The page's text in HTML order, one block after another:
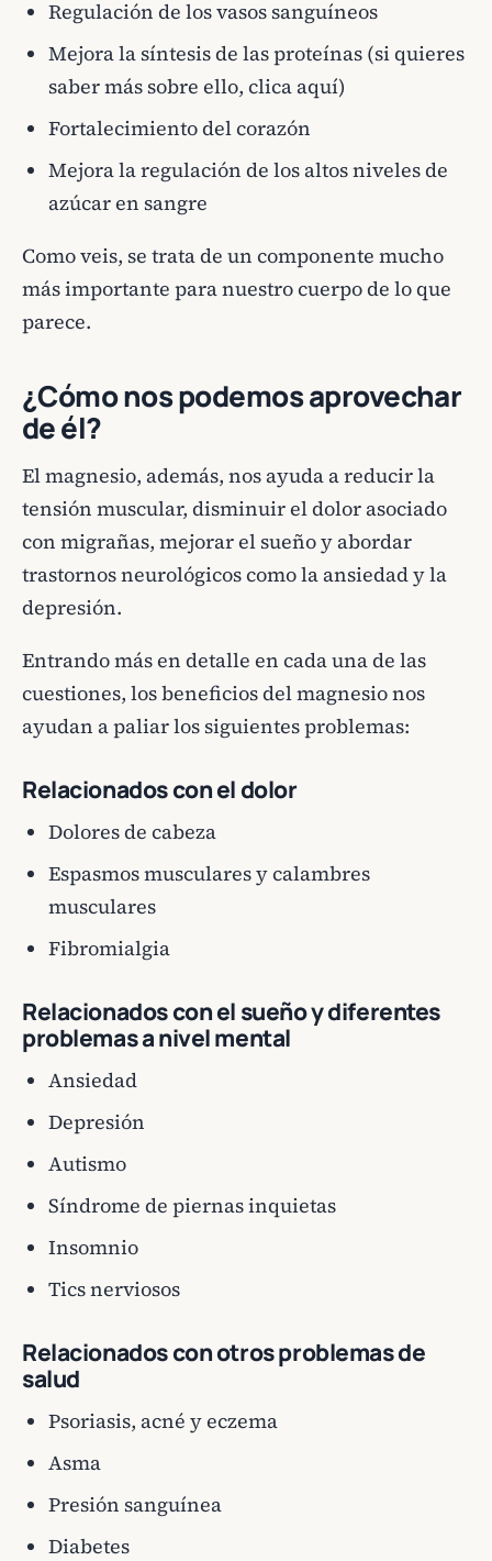
Regulación de los vasos sanguíneos
Mejora la síntesis de las proteínas (si quieres
saber más sobre ello, clica aquí)
Fortalecimiento del corazón
Mejora la regulación de los altos niveles de
azúcar en sangre
Como veis, se trata de un componente mucho
más importante para nuestro cuerpo de lo que
parece.
¿Cómo nos podemos aprovechar
de él?
El magnesio, además, nos ayuda a reducir la
tensión muscular, disminuir el dolor asociado
con migrañas, mejorar el sueño y abordar
trastornos neurológicos como la ansiedad y la
depresión.
Entrando más en detalle en cada una de las
cuestiones, los beneficios del magnesio nos
ayudan a paliar los siguientes problemas:
Relacionados con el dolor
Dolores de cabeza
Espasmos musculares y calambres
musculares
Fibromialgia
Relacionados con el sueño y diferentes
problemas a nivel mental
Ansiedad
Depresión
Autismo
Síndrome de piernas inquietas
Insomnio
Tics nerviosos
Relacionados con otros problemas de
salud
Psoriasis, acné y eczema
Asma
Presión sanguínea
Diabetes